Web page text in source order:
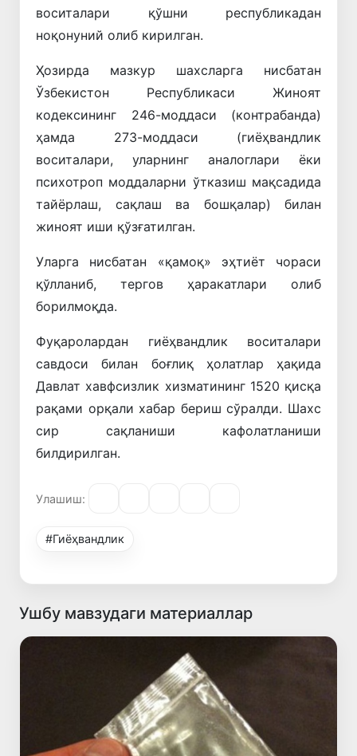
воситалари
қўшни
республикадан
ноқонуний олиб кирилган.
Ҳозирда мазкур шахсларга
нисбатан
Ўзбекистон
Республикаси
Жиноят
кодексининг 246-моддаси (контрабанда)
ҳамда 273-моддаси (гиёҳвандлик
воситалари, уларнинг аналоглари
ёки
психотроп моддаларни ўтказиш мақсадида
тайёрлаш, сақлаш ва бошқалар) билан
жиноят иши қўзғатилган.
Уларга нисбатан «қамоқ» эҳтиёт
чораси
қўлланиб, тергов ҳаракатлари
олиб
борилмоқда.
Фуқаролардан гиёҳвандлик
воситалари
савдоси
билан боғлиқ ҳолатлар
ҳақида
Давлат хавфсизлик хизматининг1520 қисқа
рақами орқали хабар бериш сўралди. Шахс
сир
сақланиши
кафолатланиши
билдирилган.
Улашиш:
#Гиёҳвандлик
Ушбу мавзудаги материаллар